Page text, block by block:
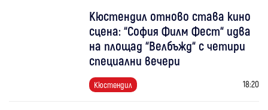
Кюстендил отново става кино
сцена: “София Филм Фест“ идва
на площад “Велбъжд“ с четири
специални вечери
Кюстендил 18:20